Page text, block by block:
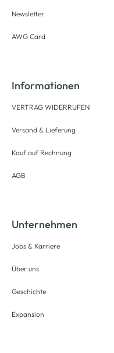
Newsletter
AWG Card
Informationen
VERTRAG WIDERRUFEN
Versand & Lieferung
Kauf auf Rechnung
AGB
Unternehmen
Jobs & Karriere
Über uns
Geschichte
Expansion